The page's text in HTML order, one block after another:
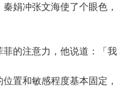
娟冲张文海使了个眼色，
的注意力，他说道：「我
置和敏感程度基本固定，